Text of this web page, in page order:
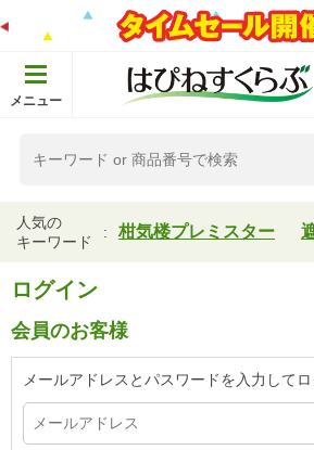
メニュー
人気の
キーワード
柑気楼プレミスター
ログイン
会員のお客様
メールアドレスとパスワードを入力してロ